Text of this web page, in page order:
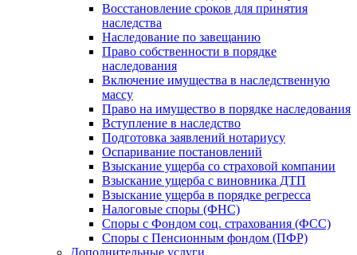
Восстановление сроков для принятия
наследства
Наследование по завещанию
Право собственности в порядке
наследования
Включение имущества в наследственную
массу
Право на имущество в порядке наследования
Вступление в наследство
Подготовка заявлений нотариусу
Оспаривание постановлений
Взыскание ущерба со страховой компании
Взыскание ущерба с виновника ДТП
Взыскание ущерба в порядке регресса
Налоговые споры (ФНС)
Споры с Фондом соц. страхования (ФСС)
Споры с Пенсионным фондом (ПФР)
Дополнительные услуги